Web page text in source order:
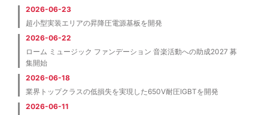
2026-06-23
超小型実装エリアの昇降圧電源基板を開発
2026-06-22
ローム ミュージック ファンデーション 音楽活動への助成2027 募
集開始
2026-06-18
業界トップクラスの低損失を実現した650V耐圧IGBTを開発
2026-06-11